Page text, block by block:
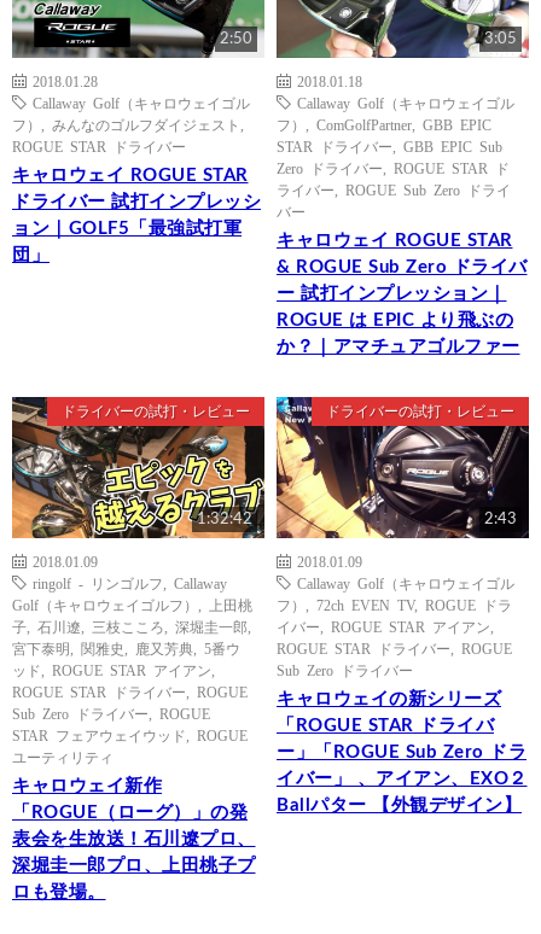
2:50
2018.01.28
Callaway Golf（キャロウェイゴル
フ）
みんなのゴルフダイジェスト
ROGUE STAR ドライバー
キャロウェイ ROGUE STAR
ドライバー 試打インプレッシ
ョン｜GOLF5「最強試打軍
団」
3:05
2018.01.18
Callaway Golf（キャロウェイゴル
フ）
ComGolfPartner
GBB EPIC
STAR ドライバー
GBB EPIC Sub
Zero ドライバー
ROGUE STAR ド
ライバー
ROGUE Sub Zero ドライ
バー
キャロウェイ ROGUE STAR
& ROGUE Sub Zero ドライバ
ー 試打インプレッション｜
ROGUE は EPIC より飛ぶの
か？｜アマチュアゴルファー
ドライバーの試打・レビュー
1:32:42
2018.01.09
ringolf - リンゴルフ
Callaway
Golf（キャロウェイゴルフ）
上田桃
子
石川遼 三枝こころ 深堀圭一郎
宮下泰明
関雅史 鹿又芳典
5番ウ
ッド
ROGUE STAR アイアン
ROGUE STAR ドライバー
ROGUE
Sub Zero ドライバー
ROGUE
STAR フェアウェイウッド
ROGUE
ユーティリティ
キャロウェイ新作
「ROGUE（ローグ）」の発
表会を生放送！石川遼プロ、
深堀圭一郎プロ、上田桃子プ
ロも登場。
ドライバーの試打・レビュー
2:43
2018.01.09
Callaway Golf（キャロウェイゴル
フ）
72ch EVEN TV, ROGUE ドラ
イバー
ROGUE STAR アイアン
ROGUE STAR ドライバー
ROGUE
Sub Zero ドライバー
キャロウェイの新シリーズ
「ROGUE STAR ドライバ
ー」「ROGUE Sub Zero ドラ
イバー」 、アイアン、EXO２
Ballパター 【外観デザイン】